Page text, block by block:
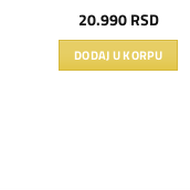
20.990 RSD
DODAJ U KORPU